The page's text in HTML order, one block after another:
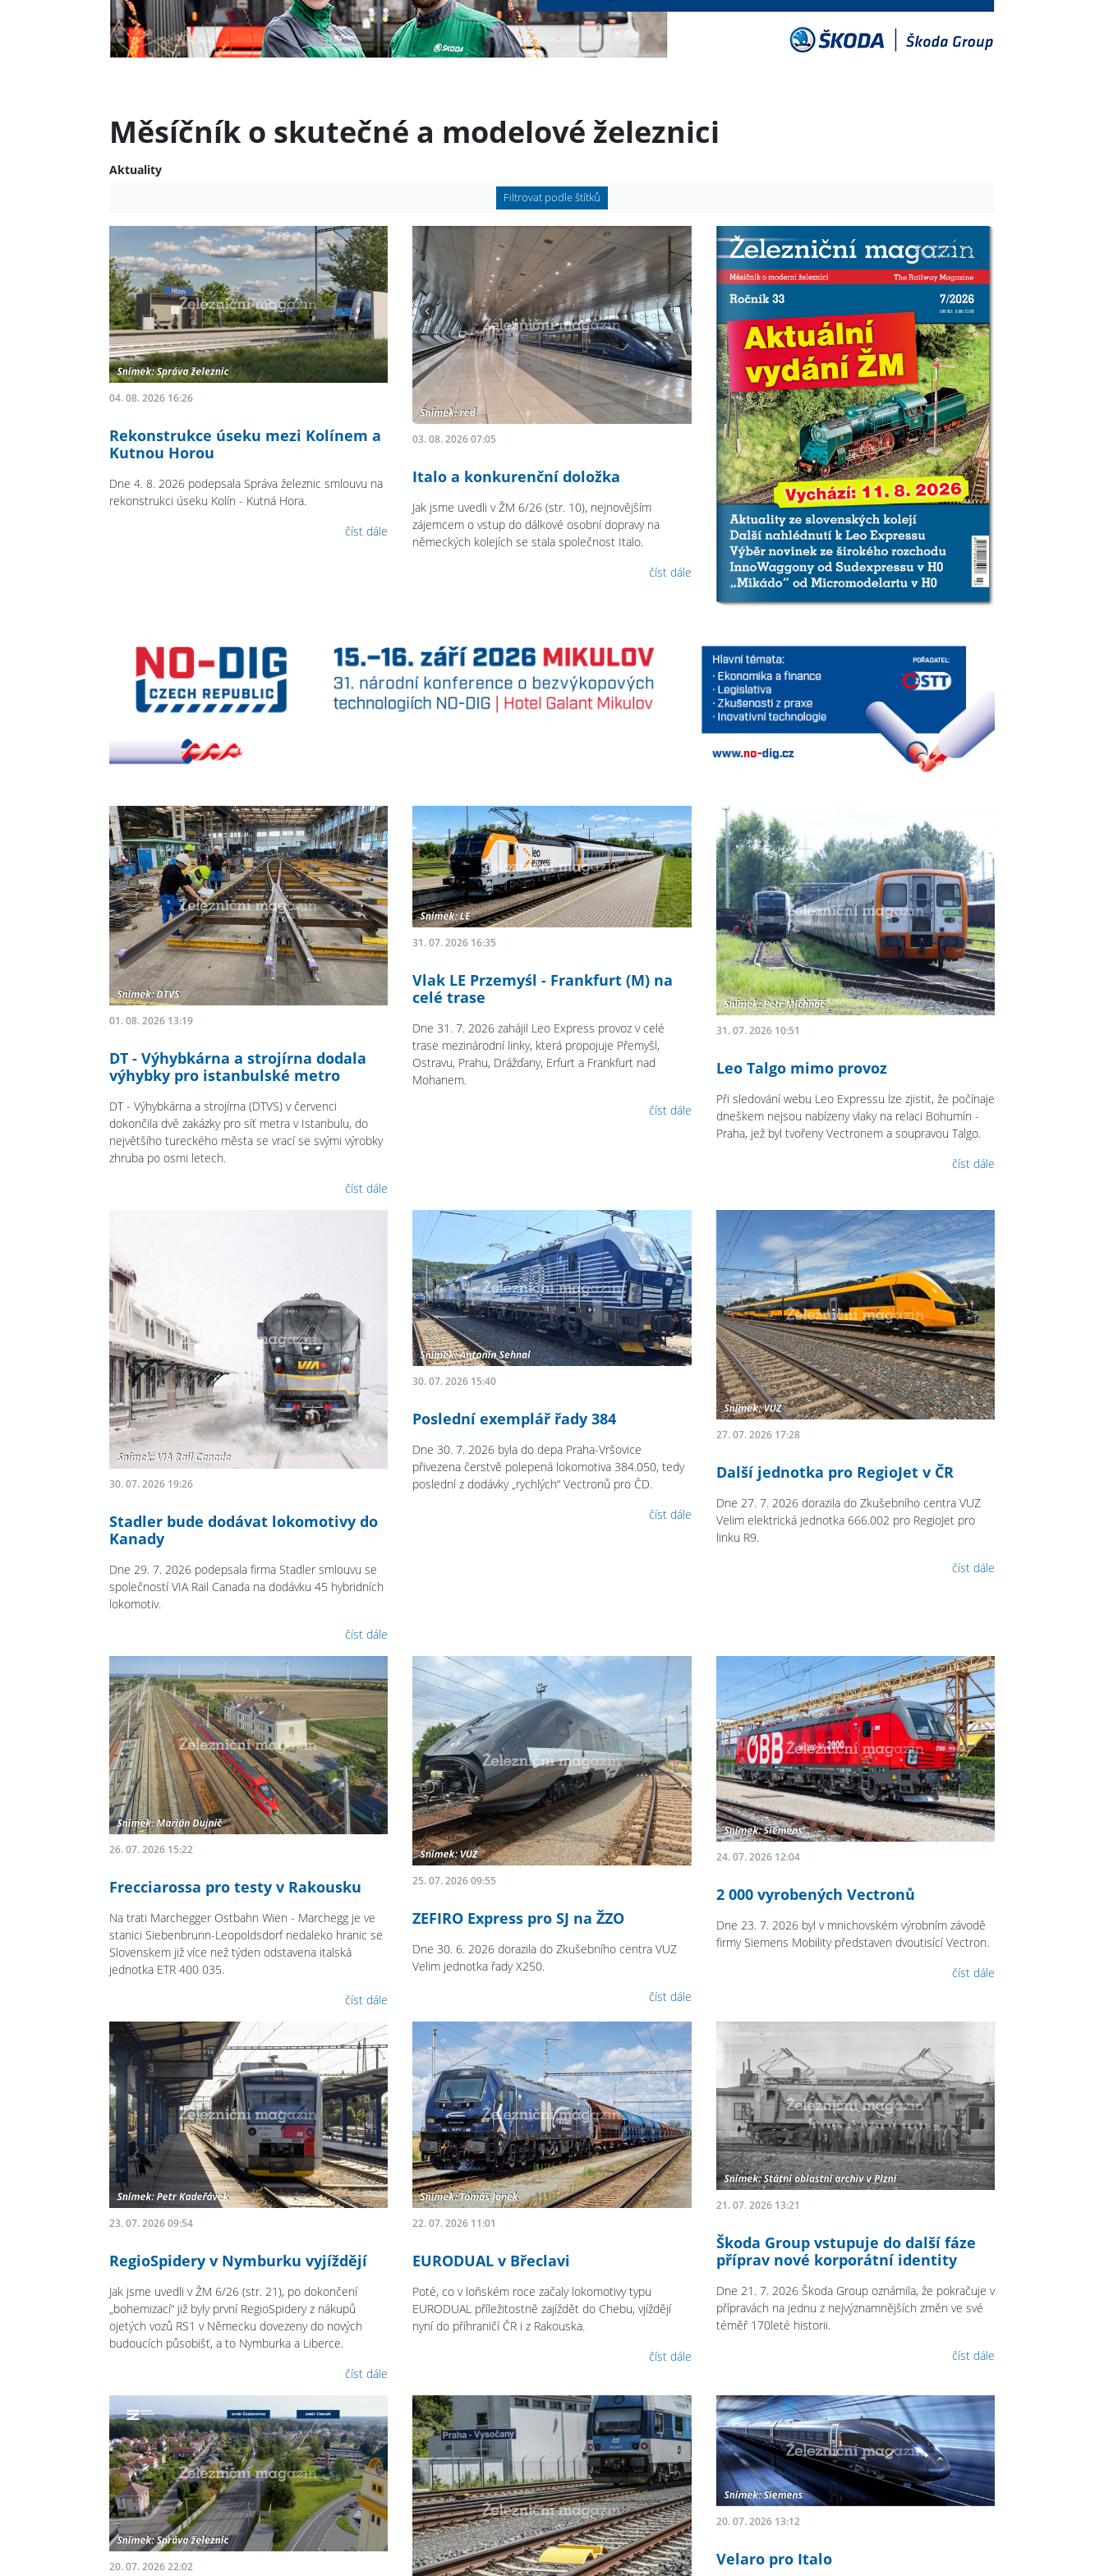
Měsíčník o skutečné a modelové železnici
Aktuality
Filtrovat podle štítků
04. 08. 2026 16:26
Rekonstrukce úseku mezi Kolínem a
Kutnou Horou
Dne 4. 8. 2026 podepsala Správa železnic smlouvu na
rekonstrukci úseku Kolín - Kutná Hora.
číst dále
03. 08. 2026 07:05
Italo a konkurenční doložka
Jak jsme uvedli v ŽM 6/26 (str. 10), nejnovějším
zájemcem o vstup do dálkové osobní dopravy na
německých kolejích se stala společnost Italo.
číst dále
01. 08. 2026 13:19
DT - Výhybkárna a strojírna dodala
výhybky pro istanbulské metro
DT - Výhybkárna a strojírna (DTVS) v červenci
dokončila dvě zakázky pro síť metra v Istanbulu, do
největšího tureckého města se vrací se svými výrobky
zhruba po osmi letech.
číst dále
31. 07. 2026 16:35
Vlak LE Przemyśl - Frankfurt (M) na
celé trase
Dne 31. 7. 2026 zahájil Leo Express provoz v celé
trase mezinárodní linky, která propojuje Přemyšl,
Ostravu, Prahu, Drážďany, Erfurt a Frankfurt nad
Mohanem.
číst dále
31. 07. 2026 10:51
Leo Talgo mimo provoz
Při sledování webu Leo Expressu lze zjistit, že počínaje
dneškem nejsou nabízeny vlaky na relaci Bohumín -
Praha, jež byl tvořeny Vectronem a soupravou Talgo.
číst dále
30. 07. 2026 19:26
Stadler bude dodávat lokomotivy do
Kanady
Dne 29. 7. 2026 podepsala firma Stadler smlouvu se
společností VIA Rail Canada na dodávku 45 hybridních
lokomotiv.
číst dále
30. 07. 2026 15:40
Poslední exemplář řady 384
Dne 30. 7. 2026 byla do depa Praha-Vršovice
přivezena čerstvě polepená lokomotiva 384.050, tedy
poslední z dodávky „rychlých“ Vectronů pro ČD.
číst dále
27. 07. 2026 17:28
Další jednotka pro RegioJet v ČR
Dne 27. 7. 2026 dorazila do Zkušebního centra VUZ
Velim elektrická jednotka 666.002 pro RegioJet pro
linku R9.
číst dále
26. 07. 2026 15:22
Frecciarossa pro testy v Rakousku
Na trati Marchegger Ostbahn Wien - Marchegg je ve
stanici Siebenbrunn-Leopoldsdorf nedaleko hranic se
Slovenskem již více než týden odstavena italská
jednotka ETR 400 035.
číst dále
25. 07. 2026 09:55
ZEFIRO Express pro SJ na ŽZO
Dne 30. 6. 2026 dorazila do Zkušebního centra VUZ
Velim jednotka řady X250.
číst dále
24. 07. 2026 12:04
2 000 vyrobených Vectronů
Dne 23. 7. 2026 byl v mnichovském výrobním závodě
firmy Siemens Mobility představen dvoutisící Vectron.
číst dále
23. 07. 2026 09:54
RegioSpidery v Nymburku vyjíždějí
Jak jsme uvedli v ŽM 6/26 (str. 21), po dokončení
„bohemizací“ již byly první RegioSpidery z nákupů
ojetých vozů RS1 v Německu dovezeny do nových
budoucích působišť, a to Nymburka a Liberce.
číst dále
22. 07. 2026 11:01
EURODUAL v Břeclavi
Poté, co v loňském roce začaly lokomotivy typu
EURODUAL příležitostně zajíždět do Chebu, vjíždějí
nyní do příhraničí ČR i z Rakouska.
číst dále
21. 07. 2026 13:21
Škoda Group vstupuje do další fáze
příprav nové korporátní identity
Dne 21. 7. 2026 Škoda Group oznámila, že pokračuje v
přípravách na jednu z nejvýznamnějších změn ve své
téměř 170leté historii.
číst dále
20. 07. 2026 22:02
20. 07. 2026 13:12
Velaro pro Italo